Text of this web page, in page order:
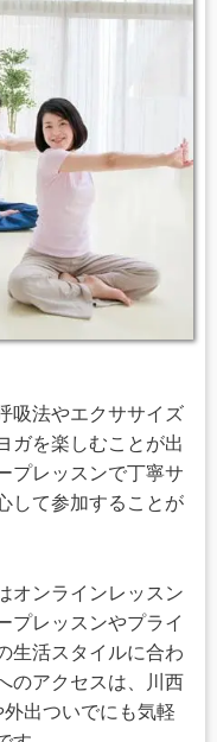
吸法やエクササイズ
ガを楽しむことが出
プレッスンで丁寧サ
して参加することが
オンラインレッスン
プレッスンやプライ
生活スタイルに合わ
のアクセスは、川西
出ついでにも気軽